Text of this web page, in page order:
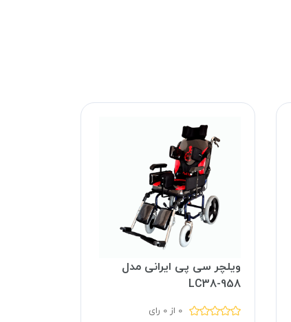
ویلچر سی پی ایرانی مدل
958-LC38
0 از 0 رای